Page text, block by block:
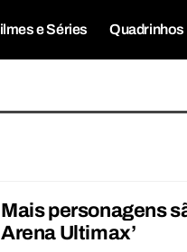
e Séries Quadrinhos
Mais personagens
Arena Ultimax’